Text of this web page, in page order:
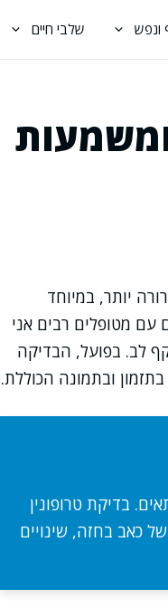
ונפש שלבי חיים
יותר, במיוחד
מטופלים רבים אני
לב. בפועל, הבדיקה
ובתמונה הכוללת.
בדיקת טרופונין
כאב בחזה, שינויים